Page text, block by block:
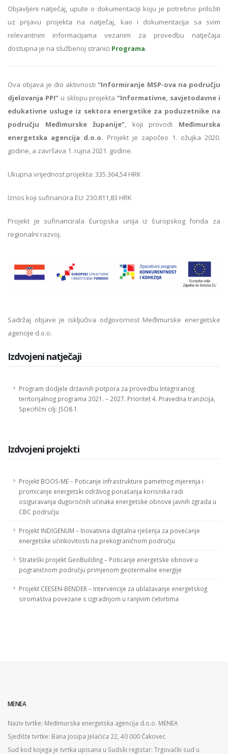
Objavljeni natječaj, upute o dokumentaciji koju je potrebno priložiti
uz prijavu projekta na natječaj, kao i dokumentacija sa svim
relevantnim informacijama vezanim za provedbu natječaja
dostupna je na službenoj stranici Programa.
Ova objava je dio aktivnosti“Informiranje MSP-ova na području
djelovanja PPI”u sklopu projekta“Informativne, savjetodavne i
edukativne usluge iz sektora energetike za poduzetnike na
području Međimurske županije”, koji provodi Međimurska
energetska agencija d.o.o. Projekt je započeo 1. ožujka 2020.
godine, a završava 1. rujna 2021. godine.
Ukupna vrijednost projekta: 335.364,54 HRK
Iznos koji sufinancira EU: 230.811,83 HRK
Projekt je sufinancirala Europska unija iz Europskog fonda za
regionalni razvoj.
Sadržaj objave je isključiva odgovornost Međimurske energetske
agencije d.o.o.
Izdvojeni natječaji
Program dodjele državnih potpora za provedbu Integriranog
teritorijalnog programa 2021. – 2027. Prioritet 4. Pravedna tranzicija,
Specifični cilj: JSO8.1.
Izdvojeni projekti
Projekt BOOS-ME – Poticanje infrastrukture pametnog mjerenja i
promicanje energetski održivog ponašanja korisnika radi
osiguravanja dugoročnih učinaka energetske obnove javnih zgrada u
CBC području
Projekt INDIGENUM – Inovativna digitalna rješenja za povećanje
energetske učinkovitosti na prekograničnom području
Strateški projekt GeoBuilding – Poticanje energetske obnove u
pograničnom području primjenom geotermalne energije
Projekt CEESEN-BENDER – Intervencije za ublažavanje energetskog
siromaštva povezane s izgradnjom u ranjivim četvrtima
MENEA
Naziv tvrtke: Međimurska energetska agencija d.o.o. MENEA
Sjedište tvrtke: Bana Josipa Jelačića 22, 40 000 Čakovec
Sud kod kojega je tvrtka upisana u Sudski registar: Trgovački sud u